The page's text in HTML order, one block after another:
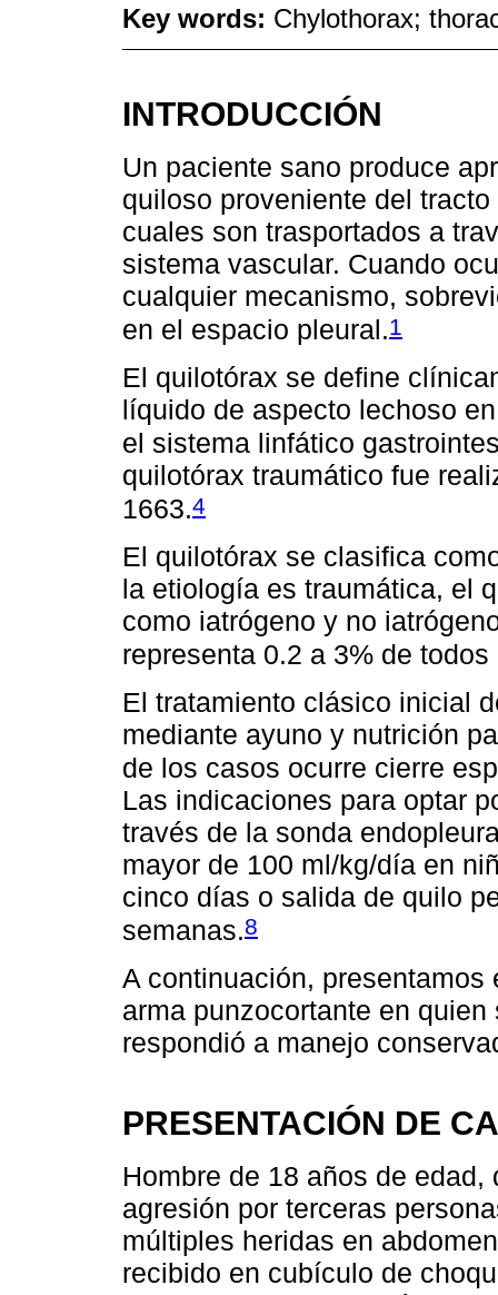
Key words: Chylothorax;
INTRODUCCIÓN
Un paciente sano produce
quiloso proveniente del
cuales son trasportados a
sistema vascular. Cuando
cualquier mecanismo,
en el espacio pleural.1
El quilotórax se define
líquido de aspecto lechoso
el sistema linfático
quilotórax traumático fue
1663.4
El quilotórax se clasifica
la etiología es traumática, el
como iatrógeno y no
representa 0.2 a 3% de
El tratamiento clásico inicial
mediante ayuno y nutrición
de los casos ocurre cierre
Las indicaciones para optar
través de la sonda
mayor de 100 ml/kg/día en
cinco días o salida de quilo
semanas.8
A continuación,
arma punzocortante en
respondió a manejo
PRESENTACIÓN DE
Hombre de 18 años de
agresión por terceras
múltiples heridas en
recibido en cubículo de